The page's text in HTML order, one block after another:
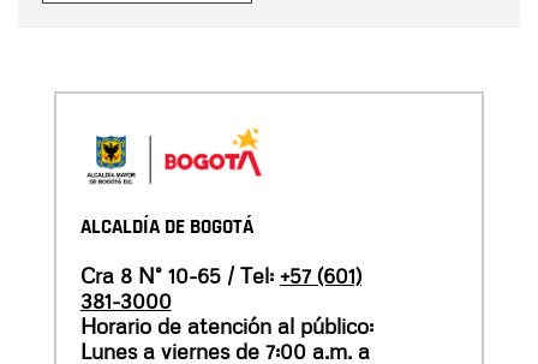
ALCALDÍA DE BOGOTÁ
Cra 8 N° 10-65 / Tel: +57 (601)
381-3000
Horario de atención al público:
Lunes a viernes de 7:00 a.m. a